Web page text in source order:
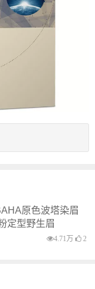
原色波塔染眉
定型野生眉
4.71万 2